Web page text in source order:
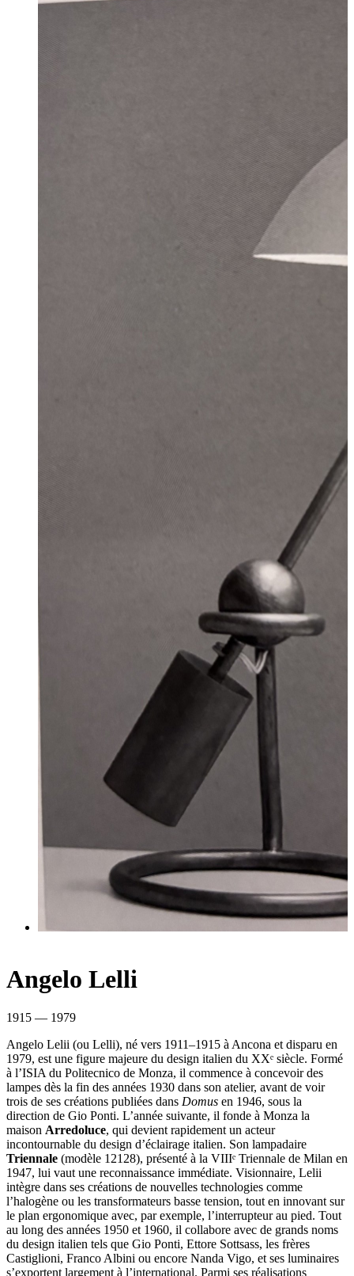
Angelo Lelli
1915 — 1979
Angelo Lelii (ou Lelli), né vers 1911–1915 à Ancona et disparu en
1979, est une figure majeure du design italien du XXᵉ siècle. Formé
à l’ISIA du Politecnico de Monza, il commence à concevoir des
lampes dès la fin des années 1930 dans son atelier, avant de voir
trois de ses créations publiées dans Domus en 1946, sous la
direction de Gio Ponti. L’année suivante, il fonde à Monza la
maison Arredoluce, qui devient rapidement un acteur
incontournable du design d’éclairage italien. Son lampadaire
Triennale (modèle 12128), présenté à la VIIIᵉ Triennale de Milan en
1947, lui vaut une reconnaissance immédiate. Visionnaire, Lelii
intègre dans ses créations de nouvelles technologies comme
l’halogène ou les transformateurs basse tension, tout en innovant sur
le plan ergonomique avec, par exemple, l’interrupteur au pied. Tout
au long des années 1950 et 1960, il collabore avec de grands noms
du design italien tels que Gio Ponti, Ettore Sottsass, les frères
Castiglioni, Franco Albini ou encore Nanda Vigo, et ses luminaires
s’exportent largement à l’international. Parmi ses réalisations